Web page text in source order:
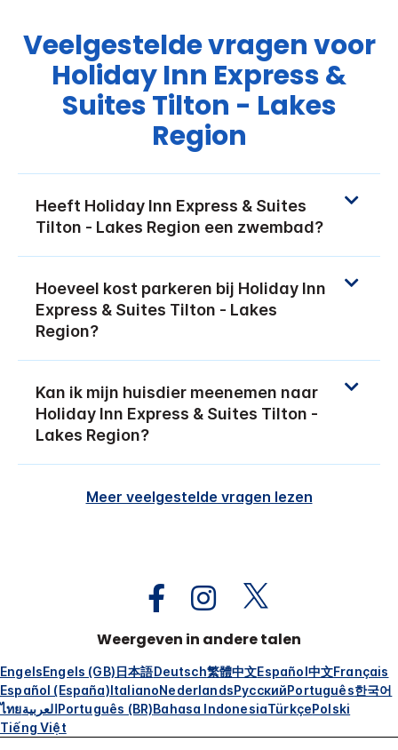
Veelgestelde vragen voor
Holiday Inn Express &
SuitesTilton - Lakes
Region
Heeft Holiday Inn Express & Suites
Tilton - Lakes Region een zwembad?
Hoeveel kost parkeren bij Holiday Inn
Express & Suites Tilton - Lakes
Region?
Kan ik mijn huisdier meenemen naar
Holiday Inn Express & Suites Tilton -
Lakes Region?
Meer veelgestelde vragen lezen
Weergeven in andere talen
EngelsEngels (GB)日本語Deutsch繁體中文Español中文Français
Español (España)ItalianoNederlandsРусскийPortuguês한국어
ไทยالعربيةPortuguês (BR)Bahasa IndonesiaTürkçePolski
Tiếng Việt